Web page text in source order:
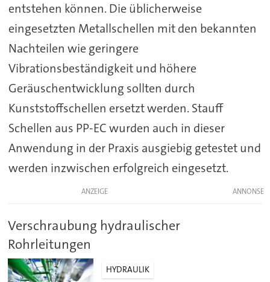
entstehen können. Die üblicherweise
eingesetzten Metallschellen mit den bekannten
Nachteilen wie geringere
Vibrationsbeständigkeit und höhere
Geräuschentwicklung sollten durch
Kunststoffschellen ersetzt werden. Stauff
Schellen aus PP-EC wurden auch in dieser
Anwendung in der Praxis ausgiebig getestet und
werden inzwischen erfolgreich eingesetzt.
ANZEIGE
Verschraubung hydraulischer
Rohrleitungen
HYDRAULIK